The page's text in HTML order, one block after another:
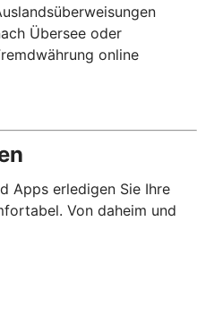
Übersee oder
online
Apps erledigen Sie Ihre
Von daheim und